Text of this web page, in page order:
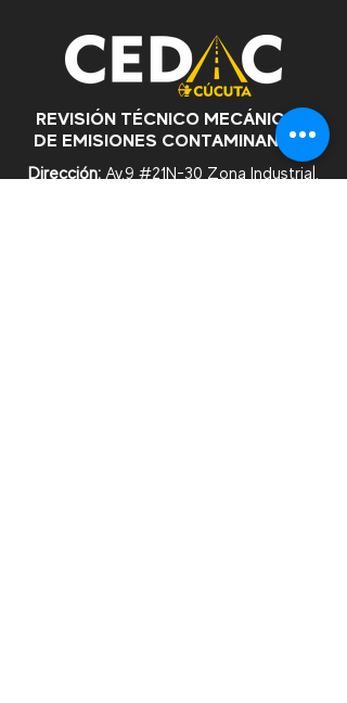
REVISIÓN TÉCNICO MECÁNICA Y
DE EMISIONES CONTAMINANTES
Dirección: Av.9 #21N-30 Zona Industrial,